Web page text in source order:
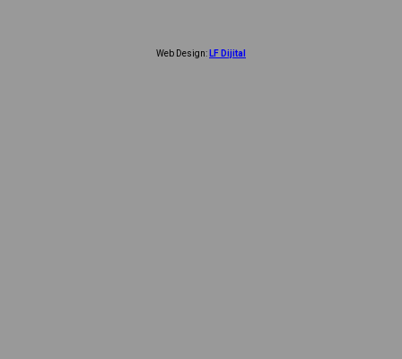
Web Design: LF Dijital